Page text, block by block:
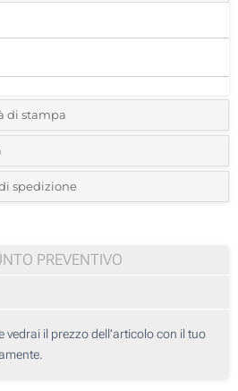
di stampa
e il colore del vostro logo:
spedizione
PREVENTIVO
vedrai il prezzo dell'articolo con il tuo